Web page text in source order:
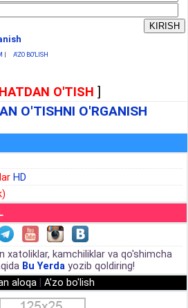
| A'ZO BO'LISH
O'TISH ]
O'TISHNI O'RGANISH
HD
xatoliklar, kamchiliklar va qo'shimcha
Bu Yerdayozib qoldiring!
aloqa
A'zo bo'lish